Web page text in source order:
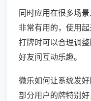
同时应用在很多场
非常有用的，使用
打牌时可以合理调
好友间互动乐趣。
微乐如何让系统发
部分用户的牌特别